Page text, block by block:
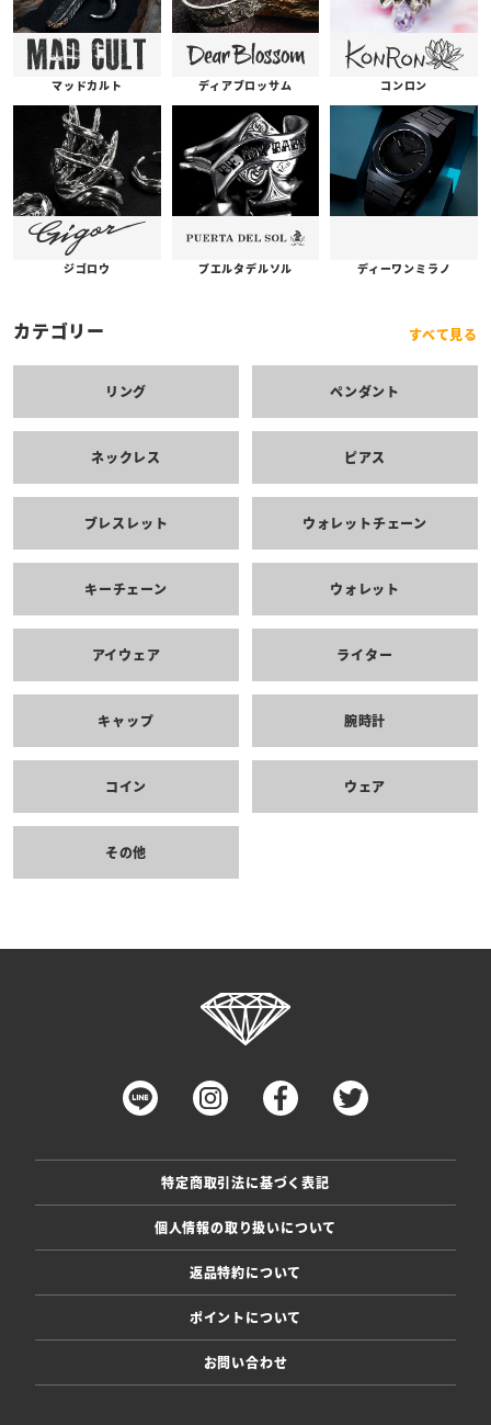
マッドカルト ディアブロッサム コンロン
ジゴロウ プエルタデルソル ディーワンミラノ
カテゴリー すべて見る
リング ペンダント
ネックレス ピアス
ブレスレット ウォレットチェーン
キーチェーン ウォレット
アイウェア ライター
キャップ 腕時計
コイン ウェア
その他
特定商取引法に基づく表記
個人情報の取り扱いについて
返品特約について
ポイントについて
お問い合わせ